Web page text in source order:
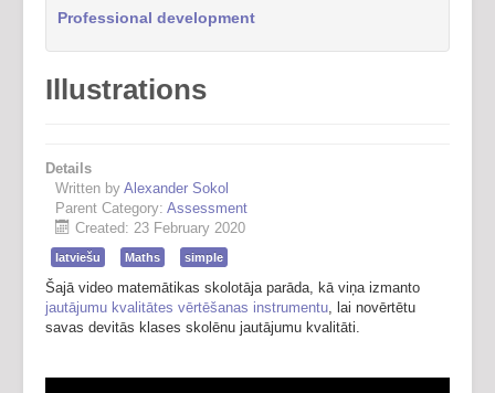
Professional development
Illustrations
Details
Written by Alexander Sokol
Parent Category: Assessment
Created: 23 February 2020
latviešu Maths simple
Šajā video matemātikas skolotāja parāda, kā viņa izmanto
jautājumu kvalitātes vērtēšanas instrumentu, lai novērtētu
savas devitās klases skolēnu jautājumu kvalitāti.